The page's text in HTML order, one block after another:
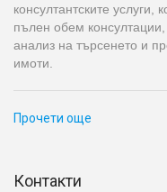
консултантските услуги,
пълен обем
анализ на търсенето и
имоти.
Прочети още
Контакти